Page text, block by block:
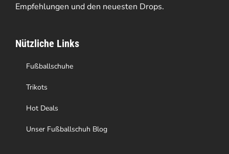
können
der
Produktseite
gewählt
werden
Empfehlungen und den neuesten Drops.
Nützliche Links
Fußballschuhe
Trikots
Hot Deals
Unser Fußballschuh Blog